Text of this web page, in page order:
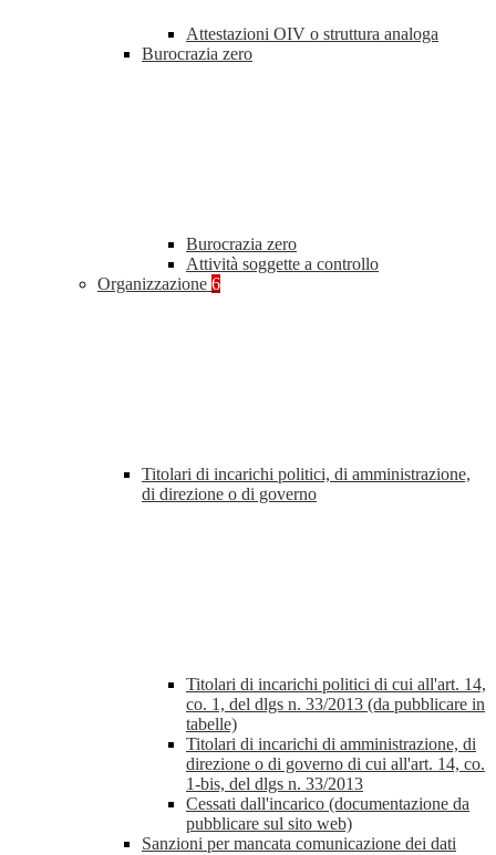
Attestazioni OIV o struttura analoga
Burocrazia zero
Burocrazia zero
Attività soggette a controllo
Organizzazione 6
Titolari di incarichi politici, di amministrazione,
di direzione o di governo
Titolari di incarichi politici di cui all'art. 14,
co. 1, del dlgs n. 33/2013 (da pubblicare in
tabelle)
Titolari di incarichi di amministrazione, di
direzione o di governo di cui all'art. 14, co.
1-bis, del dlgs n. 33/2013
Cessati dall'incarico (documentazione da
pubblicare sul sito web)
Sanzioni per mancata comunicazione dei dati